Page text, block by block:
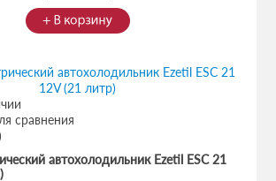
сравнения
автохолодильник Ezetil ESC 21